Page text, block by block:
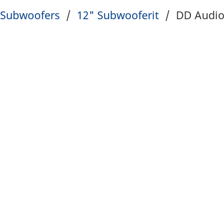
Subwoofers / 12" Subwooferit / DD